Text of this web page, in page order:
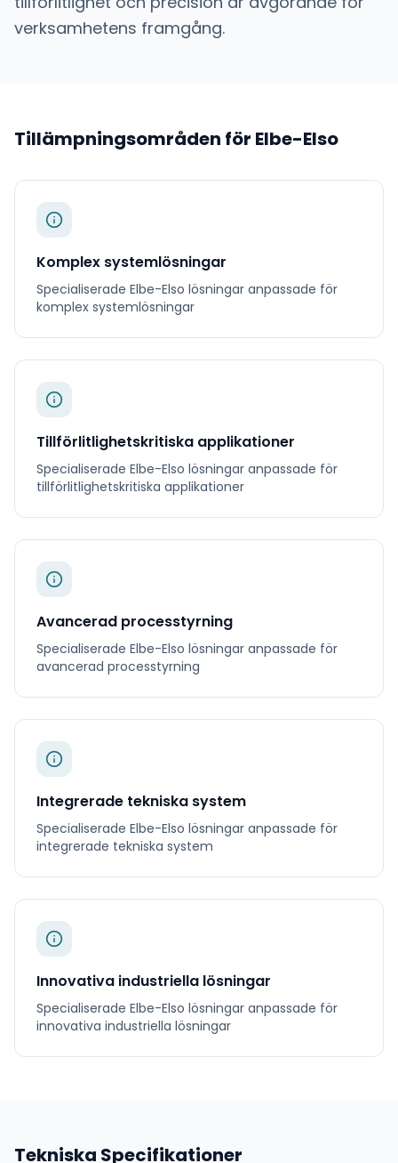
verksamhetens framgång.
Tillämpningsområden för Elbe-Elso
Komplex systemlösningar
Specialiserade Elbe-Elso lösningar anpassade för
komplex systemlösningar
Tillförlitlighetskritiska applikationer
Specialiserade Elbe-Elso lösningar anpassade för
tillförlitlighetskritiska applikationer
Avancerad processtyrning
Specialiserade Elbe-Elso lösningar anpassade för
avancerad processtyrning
Integrerade tekniska system
Specialiserade Elbe-Elso lösningar anpassade för
integrerade tekniska system
Innovativa industriella lösningar
Specialiserade Elbe-Elso lösningar anpassade för
innovativa industriella lösningar
Tekniska Specifikationer